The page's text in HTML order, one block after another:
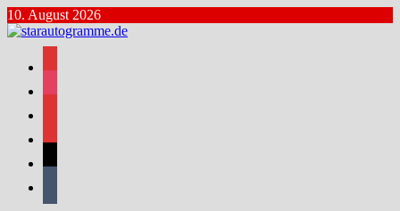
Zum
Inhalt
springen
10. August 2026